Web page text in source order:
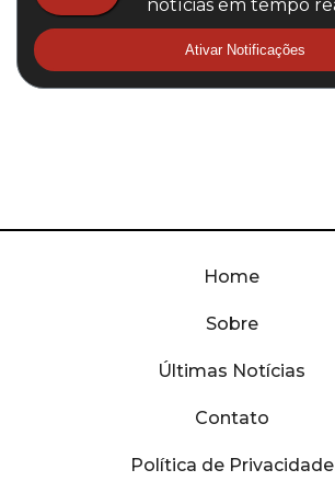
notícias em tempo
Ativar Notificações
Home
Sobre
Últimas Notícias
Contato
Política de Privacidade